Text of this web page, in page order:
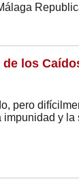
los
pero
y la